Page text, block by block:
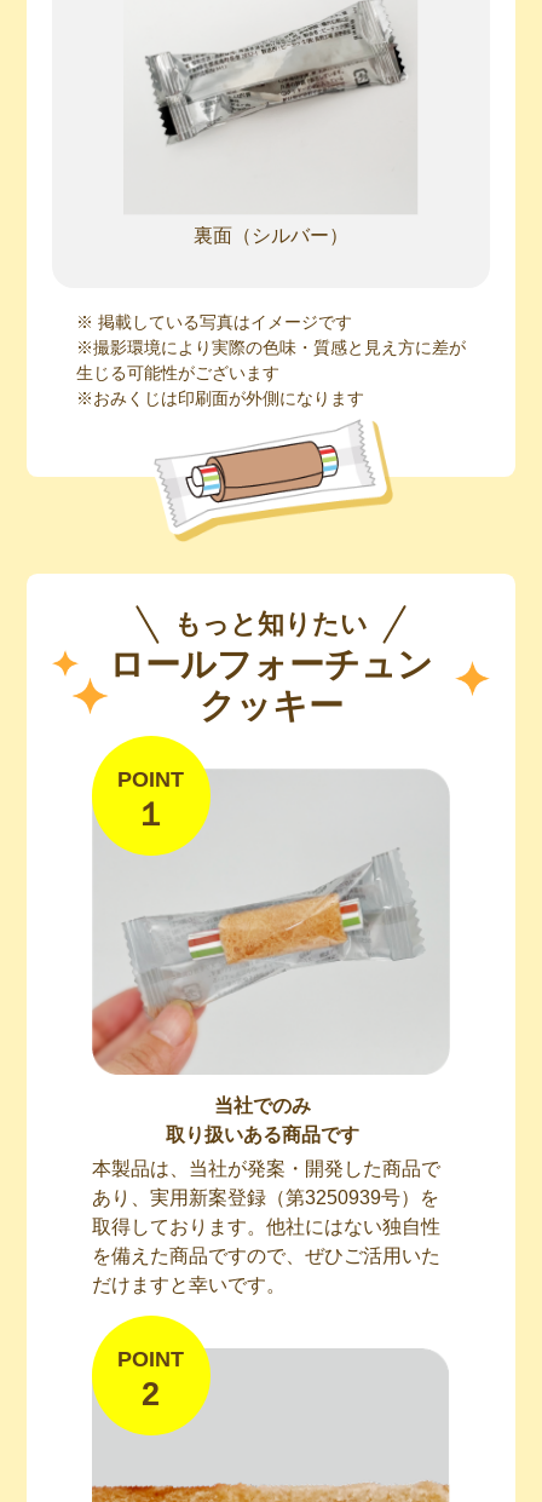
裏面（シルバー）
※ 掲載している写真はイメージです
※撮影環境により実際の色味・質感と見え方に差が
生じる可能性がございます
※おみくじは印刷面が外側になります
もっと知りたい
ロールフォーチュン
クッキー
当社でのみ
取り扱いある商品です
本製品は、当社が発案・開発した商品で
あり、実用新案登録（第3250939号）を
取得しております。他社にはない独自性
を備えた商品ですので、ぜひご活用いた
だけますと幸いです。
POINT
１
POINT
2